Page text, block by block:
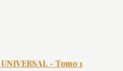
- Tomo 1